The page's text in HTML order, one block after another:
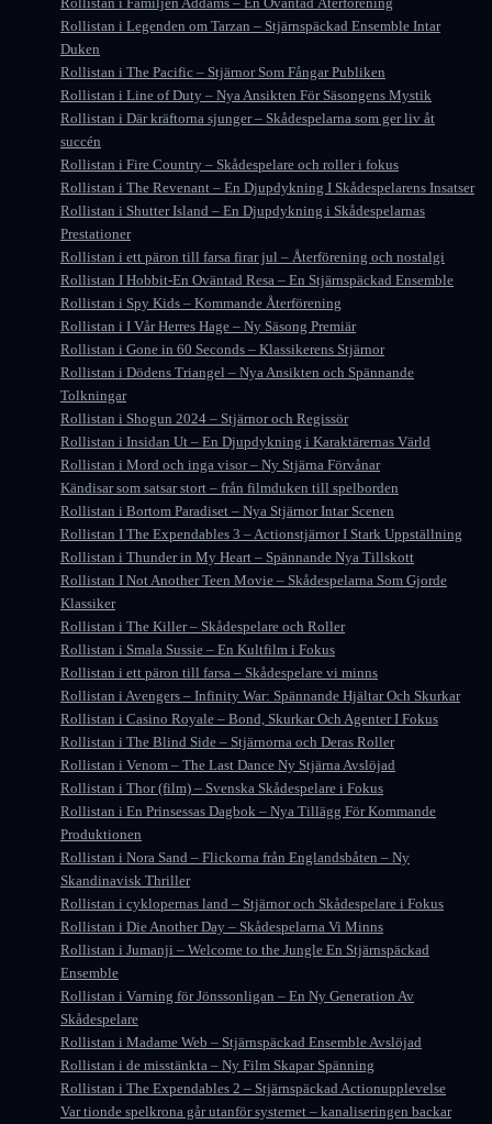
Rollistan i Legenden om Tarzan – Stjärnspäckad Ensemble Intar
Duken
Rollistan i The Pacific – Stjärnor Som Fångar Publiken
Rollistan i Line of Duty – Nya Ansikten För Säsongens Mystik
Rollistan i Där kräftorna sjunger – Skådespelarna som ger liv åt
succén
Rollistan i Fire Country – Skådespelare och roller i fokus
Rollistan i The Revenant – En Djupdykning I Skådespelarens Insatser
Rollistan i Shutter Island – En Djupdykning i Skådespelarnas
Prestationer
Rollistan i ett päron till farsa firar jul – Återförening och nostalgi
Rollistan I Hobbit-En Oväntad Resa – En Stjärnspäckad Ensemble
Rollistan i Spy Kids – Kommande Återförening
Rollistan i I Vår Herres Hage – Ny Säsong Premiär
Rollistan i Gone in 60 Seconds – Klassikerens Stjärnor
Rollistan i Dödens Triangel – Nya Ansikten och Spännande
Tolkningar
Rollistan i Shogun 2024 – Stjärnor och Regissör
Rollistan i Insidan Ut – En Djupdykning i Karaktärernas Värld
Rollistan i Mord och inga visor – Ny Stjärna Förvånar
Kändisar som satsar stort – från filmduken till spelborden
Rollistan i Bortom Paradiset – Nya Stjärnor Intar Scenen
Rollistan I The Expendables 3 – Actionstjärnor I Stark Uppställning
Rollistan i Thunder in My Heart – Spännande Nya Tillskott
Rollistan I Not Another Teen Movie – Skådespelarna Som Gjorde
Klassiker
Rollistan i The Killer – Skådespelare och Roller
Rollistan i Smala Sussie – En Kultfilm i Fokus
Rollistan i ett päron till farsa – Skådespelare vi minns
Rollistan i Avengers – Infinity War: Spännande Hjältar Och Skurkar
Rollistan i Casino Royale – Bond, Skurkar Och Agenter I Fokus
Rollistan i The Blind Side – Stjärnorna och Deras Roller
Rollistan i Venom – The Last Dance Ny Stjärna Avslöjad
Rollistan i Thor (film) – Svenska Skådespelare i Fokus
Rollistan i En Prinsessas Dagbok – Nya Tillägg För Kommande
Produktionen
Rollistan i Nora Sand – Flickorna från Englandsbåten – Ny
Skandinavisk Thriller
Rollistan i cyklopernas land – Stjärnor och Skådespelare i Fokus
Rollistan i Die Another Day – Skådespelarna Vi Minns
Rollistan i Jumanji – Welcome to the Jungle En Stjärnspäckad
Ensemble
Rollistan i Varning för Jönssonligan – En Ny Generation Av
Skådespelare
Rollistan i Madame Web – Stjärnspäckad Ensemble Avslöjad
Rollistan i de misstänkta – Ny Film Skapar Spänning
Rollistan i The Expendables 2 – Stjärnspäckad Actionupplevelse
Var tionde spelkrona går utanför systemet – kanaliseringen backar